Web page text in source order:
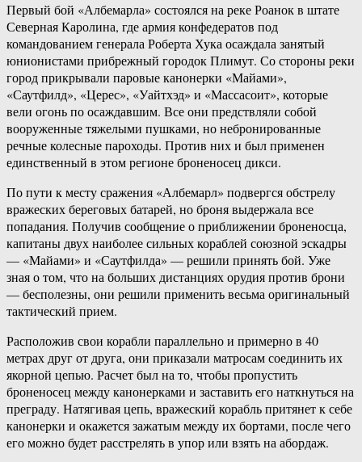
Первый бой «Албемарла» состоялся на реке Роанок в штате
Северная Каролина, где армия конфедератов под
командованием генерала Роберта Хука осаждала занятый
юнионистами прибрежный городок Плимут. Со стороны реки
город прикрывали паровые канонерки «Майами»,
«Саутфилд», «Церес», «Уайтхэд» и «Массасоит», которые
вели огонь по осаждавшим. Все они предствляли собой
вооруженные тяжелыми пушками, но небронированные
речные колесные пароходы. Против них и был применен
единственный в этом регионе броненосец дикси.
По пути к месту сражения «Албемарл» подвергся обстрелу
вражеских береговых батарей, но броня выдержала все
попадания. Получив сообщение о приближении броненосца,
капитаны двух наиболее сильных кораблей союзной эскадры
— «Майами» и «Саутфилда» — решили принять бой. Уже
зная о том, что на больших дистанциях орудия против брони
— бесполезны, они решили применить весьма оригинальный
тактический прием.
Расположив свои корабли параллельно и примерно в 40
метрах друг от друга, они приказали матросам соединить их
якорной цепью. Расчет был на то, чтобы пропустить
броненосец между канонерками и заставить его наткнуться на
преграду. Натягивая цепь, вражеский корабль притянет к себе
канонерки и окажется зажатым между их бортами, после чего
его можно будет расстрелять в упор или взять на абордаж.